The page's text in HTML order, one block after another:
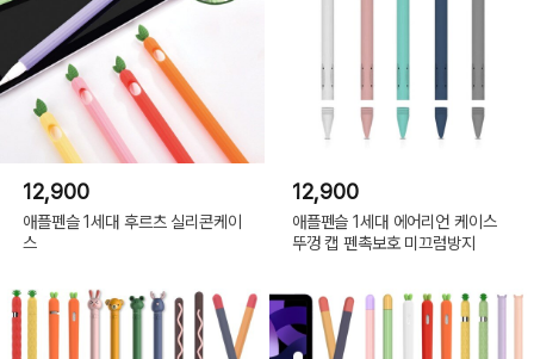
12,900
애플펜슬 1세대 후르츠 실리콘케이
스
12,900
애플펜슬 1세대 에어리언 케이스
뚜껑 캡 펜촉보호 미끄럼방지